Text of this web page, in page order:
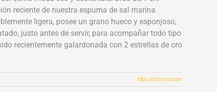
reciente de nuestra espuma de sal marina
ligera, posee un grano hueco y esponjoso,
justo antes de servir, para acompañar todo tipo
recientemente galardonada con 2 estrellas de oro
Más información